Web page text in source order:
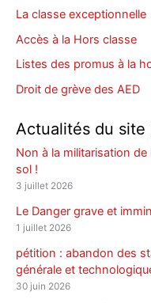
La classe exceptionnelle
Accès à la Hors classe
Listes des promus à la
Droit de grève des AED
Actualités du site
Non à la militarisation
sol !
3 juillet 2026
Le Danger grave et
1 juillet 2026
pétition : abandon des
générale et
30 juin 2026